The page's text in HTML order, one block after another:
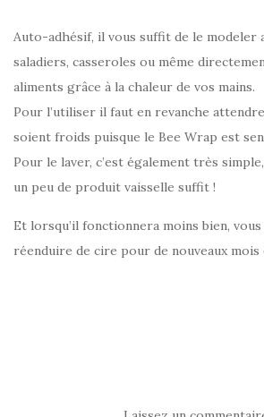
Auto-adhésif, il vous suffit de le modeler
saladiers, casseroles ou même
aliments grâce à la chaleur de vos mains.
Pour l’utiliser il faut en revanche
soient froids puisque le Bee Wrap est
Pour le laver, c’est également très
un peu de produit vaisselle suffit !
Et lorsqu’il fonctionnera moins bien,
réenduire de cire pour de nouveaux mois